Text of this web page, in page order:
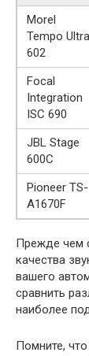
Morel
Tempo Ultra
602
Focal
Integration
ISC 690
JBL Stage
600C
Pioneer TS-
A1670F
Прежде чем
качества
вашего
сравнить
наиболее
Помните,